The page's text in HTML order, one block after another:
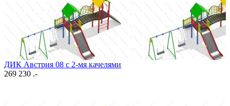
ДИК Австрия 08 с 2-мя качелями
269 230 .-